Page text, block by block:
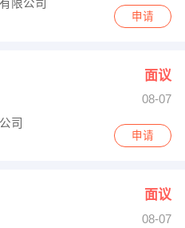
限公司
申请
面议
08-07
司
申请
面议
08-07